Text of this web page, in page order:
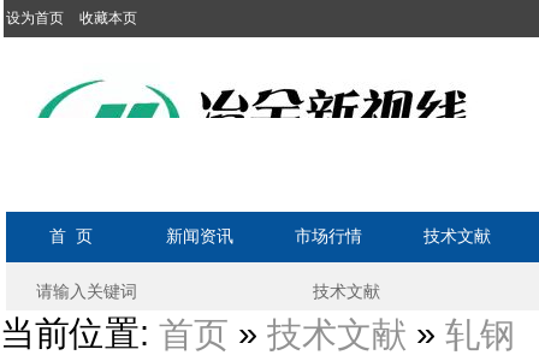
设为首页 收藏本页
首 页 新闻资讯 市场行情 技术文献
当前位置: 首页 » 技术文献 » 轧钢